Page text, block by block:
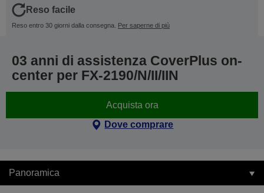
Reso facile
Reso entro 30 giorni dalla consegna. Per saperne di più
03 anni di assistenza CoverPlus on-
center per FX-2190/N/II/IIN
Acquista ora
Dove comprare
Panoramica